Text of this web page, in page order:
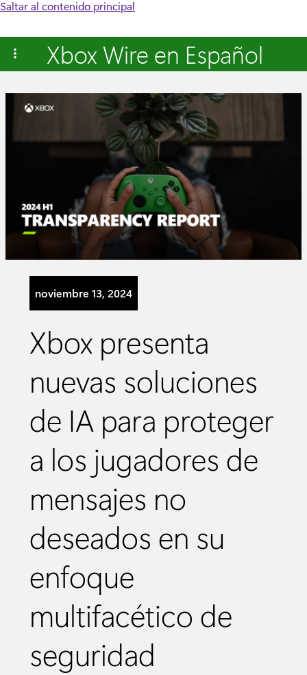
Saltar al contenido principal
Xbox Wire en Español
noviembre 13, 2024
Xbox presenta
nuevas soluciones
de IA para proteger
a los jugadores de
mensajes no
deseados en su
enfoque
multifacético de
seguridad